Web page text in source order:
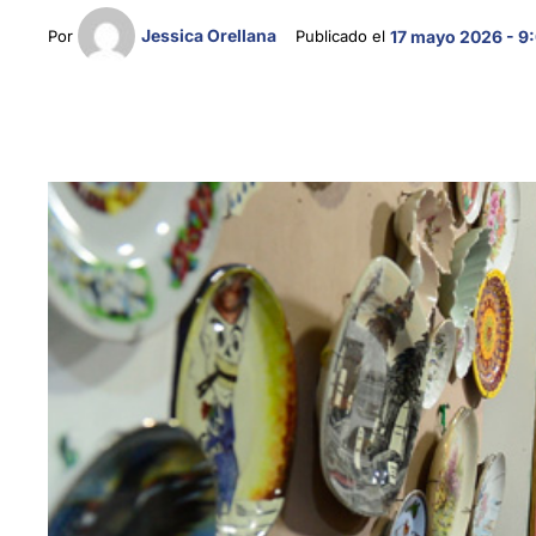
Por Jessica Orellana Publicado el 17 mayo 2026 -